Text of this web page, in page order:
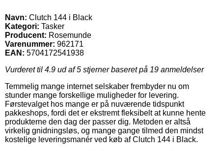
Navn: Clutch 144 i Black
Kategori: Tasker
Producent: Rosemunde
Varenummer: 962171
EAN: 5704172541938
Vurderet til 4.9 ud af 5 stjerner baseret på 19 anmeldelser
Temmelig mange internet selskaber frembyder nu om
stunder mange forskellige muligheder for levering.
Førstevalget hos mange er på nuværende tidspunkt
pakkeshops, fordi det er ekstremt fleksibelt at kunne hente
produkterne den dag der passer dig. Metoden er altså
virkelig gnidningsløs, og mange gange tilmed den mindst
kostelige leveringsmanér ved køb af Clutch 144 i Black.